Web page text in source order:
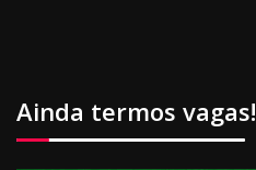
Ainda termos vagas!